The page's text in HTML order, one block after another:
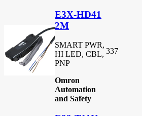
E3X-HD41
2M
SMART PWR,
HI LED, CBL,
PNP
Omron
Automation
and Safety
337